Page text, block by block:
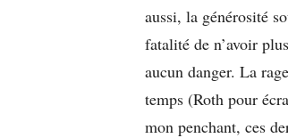
aussi, la générosité
fatalité de n’avoir
aucun danger. La
temps (Roth pour
mon penchant, ces